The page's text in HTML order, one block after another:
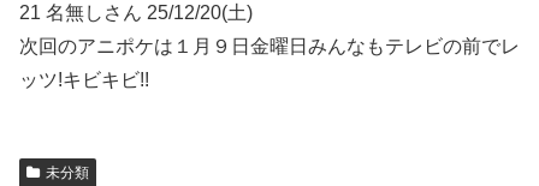
21 名無しさん 25/12/20(土)
次回のアニポケは１月９日金曜日みんなもテレビの前でレ
ッツ!キビキビ!!
未分類